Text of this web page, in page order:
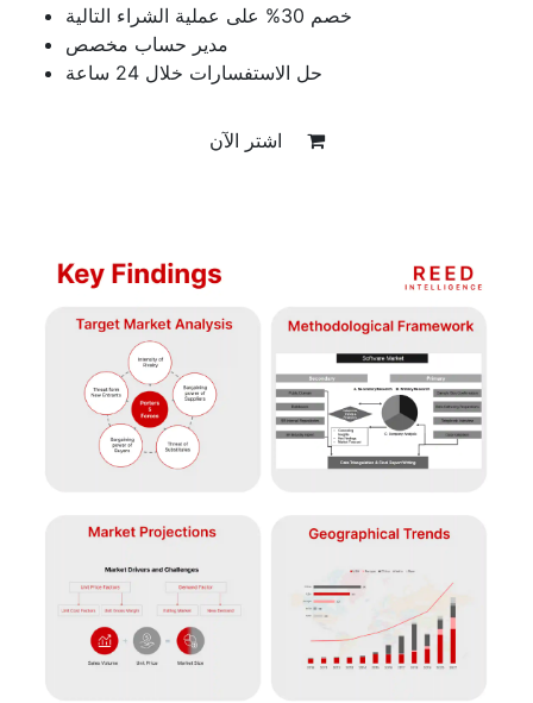
خصم 30% على عملية الشراء التالية
مدير حساب مخصص
حل الاستفسارات خلال 24 ساعة